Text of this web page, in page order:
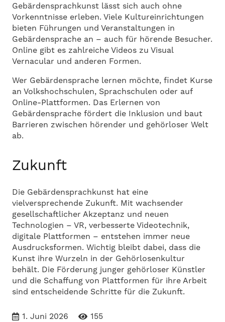
Gebärdensprachkunst lässt sich auch ohne
Vorkenntnisse erleben. Viele Kultureinrichtungen
bieten Führungen und Veranstaltungen in
Gebärdensprache an – auch für hörende Besucher.
Online gibt es zahlreiche Videos zu Visual
Vernacular und anderen Formen.
Wer Gebärdensprache lernen möchte, findet Kurse
an Volkshochschulen, Sprachschulen oder auf
Online-Plattformen. Das Erlernen von
Gebärdensprache fördert die Inklusion und baut
Barrieren zwischen hörender und gehörloser Welt
ab.
Zukunft
Die Gebärdensprachkunst hat eine
vielversprechende Zukunft. Mit wachsender
gesellschaftlicher Akzeptanz und neuen
Technologien – VR, verbesserte Videotechnik,
digitale Plattformen – entstehen immer neue
Ausdrucksformen. Wichtig bleibt dabei, dass die
Kunst ihre Wurzeln in der Gehörlosenkultur
behält. Die Förderung junger gehörloser Künstler
und die Schaffung von Plattformen für ihre Arbeit
sind entscheidende Schritte für die Zukunft.
1. Juni 2026 155